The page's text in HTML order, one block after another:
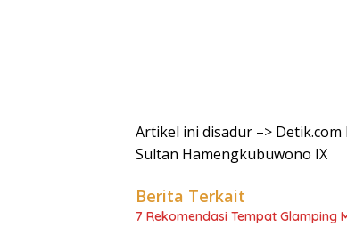
Artikel ini disadur –>
Sultan Hamengkubuwono IX
Berita Terkait
7 Rekomendasi Tempat Glamping